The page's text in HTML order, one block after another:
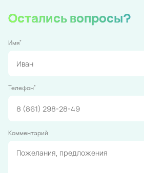
Остались вопросы?
Имя*
Телефон*
Комментарий